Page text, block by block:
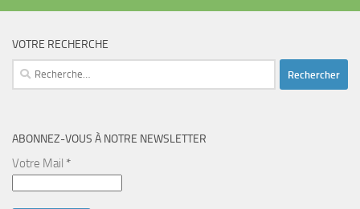
VOTRE RECHERCHE
Rechercher :
ABONNEZ-VOUS À NOTRE NEWSLETTER
Votre Mail *